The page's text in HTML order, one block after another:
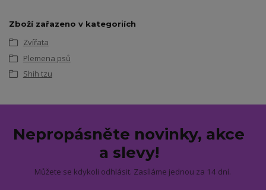
Zboží zařazeno v kategoriích
Zvířata
Plemena psů
Shih tzu
Nepropásněte novinky, akce
a slevy!
Můžete se kdykoli odhlásit. Zasíláme jednou za 14 dní.